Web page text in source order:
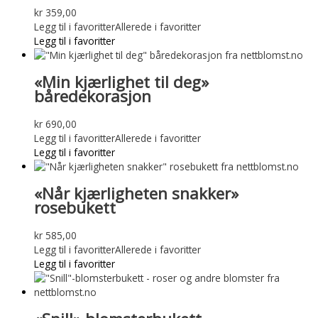
kr 359,00
Legg til i favoritterAllerede i favoritter
Legg til i favoritter
«Min kjærlighet til deg»
båredekorasjon
kr 690,00
Legg til i favoritterAllerede i favoritter
Legg til i favoritter
«Når kjærligheten snakker»
rosebukett
kr 585,00
Legg til i favoritterAllerede i favoritter
Legg til i favoritter